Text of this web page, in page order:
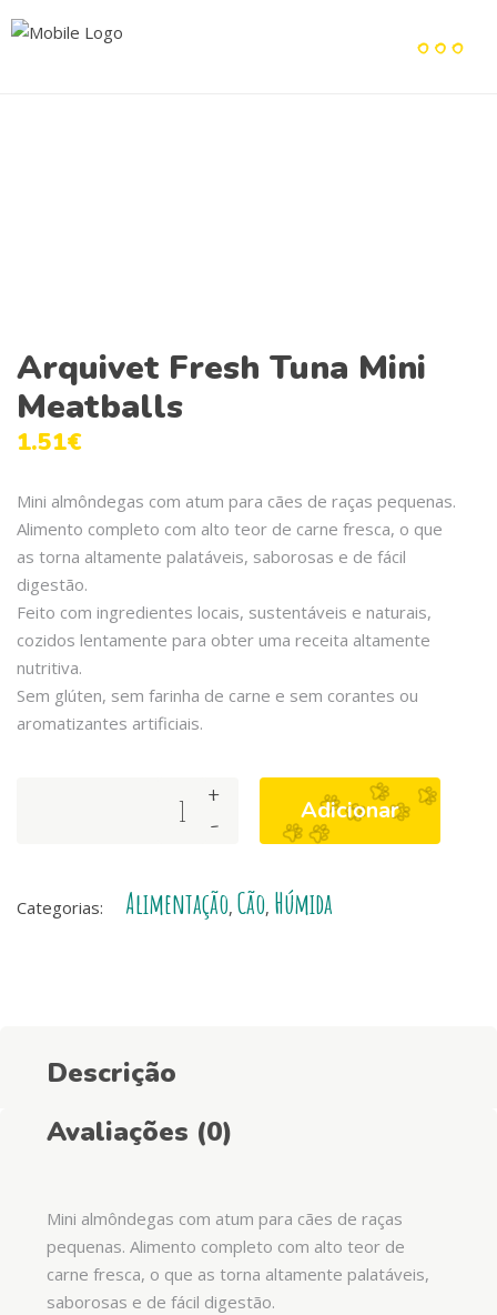
Arquivet Fresh Tuna Mini
Meatballs
1.51€
Mini almôndegas com atum para cães de raças pequenas.
Alimento completo com alto teor de carne fresca, o que
as torna altamente palatáveis, saborosas e de fácil
digestão.
Feito com ingredientes locais, sustentáveis ​​e naturais,
cozidos lentamente para obter uma receita altamente
nutritiva.
Sem glúten, sem farinha de carne e sem corantes ou
aromatizantes artificiais.
Meatballs
-
+ Adicionar
Categorias: Alimentação, Cão, Húmida
Descrição
Avaliações (0)
Mini almôndegas com atum para cães de raças
pequenas. Alimento completo com alto teor de
carne fresca, o que as torna altamente palatáveis,
saborosas e de fácil digestão.